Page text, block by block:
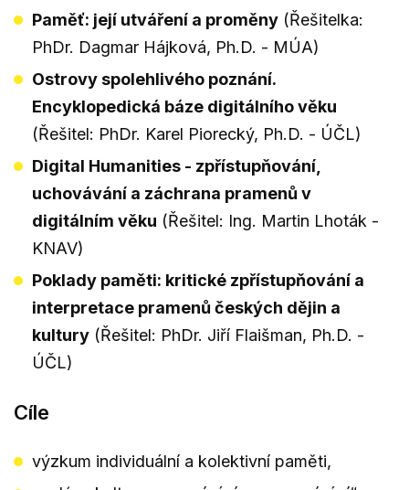
Paměť: její utváření a proměny (Řešitelka:
PhDr. Dagmar Hájková, Ph.D. - MÚA)
Ostrovy spolehlivého poznání.
Encyklopedická báze digitálního věku
(Řešitel: PhDr. Karel Piorecký, Ph.D. - ÚČL)
Digital Humanities - zpřístupňování,
uchovávání a záchrana pramenů v
digitálním věku (Řešitel: Ing. Martin Lhoták -
KNAV)
Poklady paměti: kritické zpřístupňování a
interpretace pramenů českých dějin a
kultury (Řešitel: PhDr. Jiří Flaišman, Ph.D. -
ÚČL)
Cíle
výzkum individuální a kolektivní paměti,